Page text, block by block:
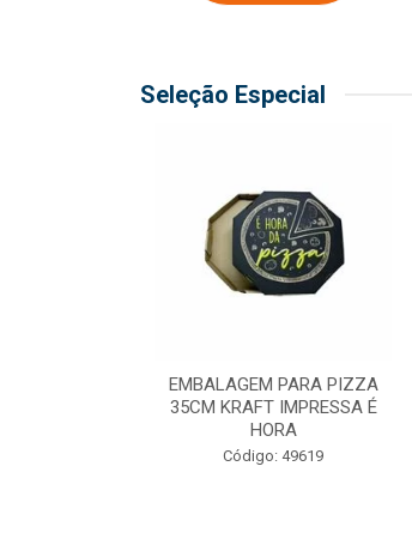
Seleção Especial
EMBALAGEM PARA PIZZA
35CM KRAFT IMPRESSA É
HORA
Código: 49619